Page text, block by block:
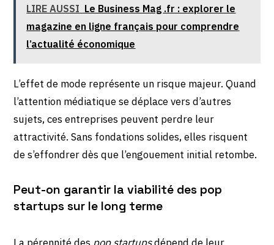
LIRE AUSSI Le Business Mag .fr : explorer le
magazine en ligne français pour comprendre
l’actualité économique
L’effet de mode représente un risque majeur. Quand
l’attention médiatique se déplace vers d’autres
sujets, ces entreprises peuvent perdre leur
attractivité. Sans fondations solides, elles risquent
de s’effondrer dès que l’engouement initial retombe.
Peut-on garantir la viabilité des pop
startups sur le long terme